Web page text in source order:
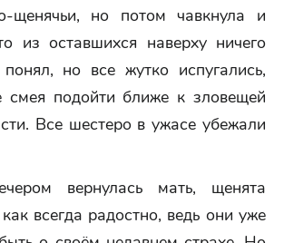
щенячьи, но потом чавкнула и
из оставшихся наверху ничего
но все жутко испугались,
смея подойти ближе к зловещей
Все шестеро в ужасе убежали
вернулась мать, щенята
всегда радостно, ведь они уже